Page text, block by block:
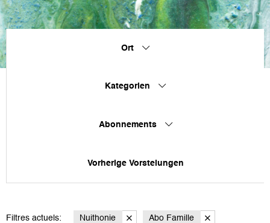
Ort
Kategorien
Abonnements
Vorherige Vorstelungen
Filtres actuels: Nuithonie Abo Famille